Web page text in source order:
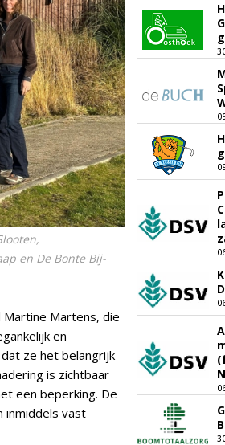
en De Bonte Bij-
Martens, die
en
ze het belangrijk
is zichtbaar
een beperking. De
inmiddels vast